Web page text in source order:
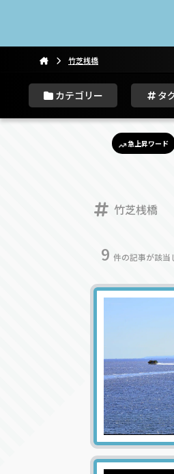
竹芝桟橋
カテゴリー タ
急上昇ワード
竹芝桟橋
9 件の記事が該当